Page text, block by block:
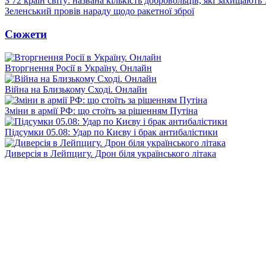
Зеленський провів нараду щодо ракетної зброї
Сюжети
Вторгнення Росії в Україну. Онлайн
Війна на Близькому Сході. Онлайн
Зміни в армії РФ: що стоїть за рішенням Путіна
Підсумки 05.08: Удар по Києву і брак антибалістики
Диверсія в Лейпцигу. Дрон біля українського літака